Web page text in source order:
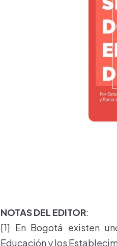
NOTAS DEL EDITOR:
[1] En Bogotá existen
Educación y los